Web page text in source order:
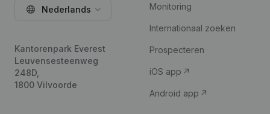
Nederlands
Kantorenpark Everest
Leuvensesteenweg
248D,
1800 Vilvoorde
Monitoring
Internationaal zoeken
Prospecteren
iOS app
Android app